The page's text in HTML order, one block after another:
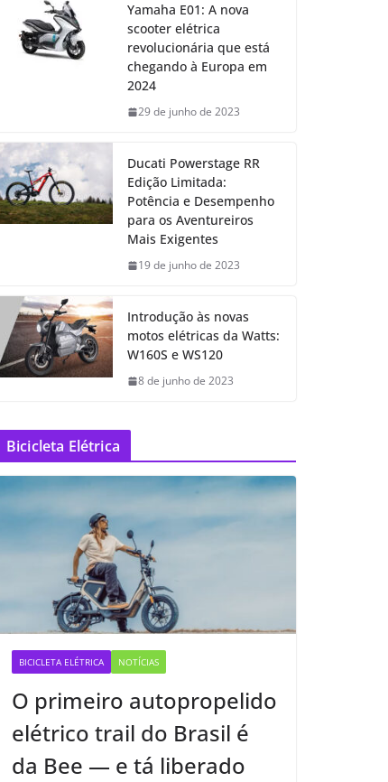
Yamaha E01: A nova
scooter elétrica
revolucionária que está
chegando à Europa em
2024
29 de junho de 2023
Ducati Powerstage RR
Edição Limitada:
Potência e Desempenho
para os Aventureiros
Mais Exigentes
19 de junho de 2023
Introdução às novas
motos elétricas da Watts:
W160S e WS120
8 de junho de 2023
Bicicleta Elétrica
BICICLETA ELÉTRICA NOTÍCIAS
O primeiro autopropelido
elétrico trail do Brasil é
da Bee — e tá liberado